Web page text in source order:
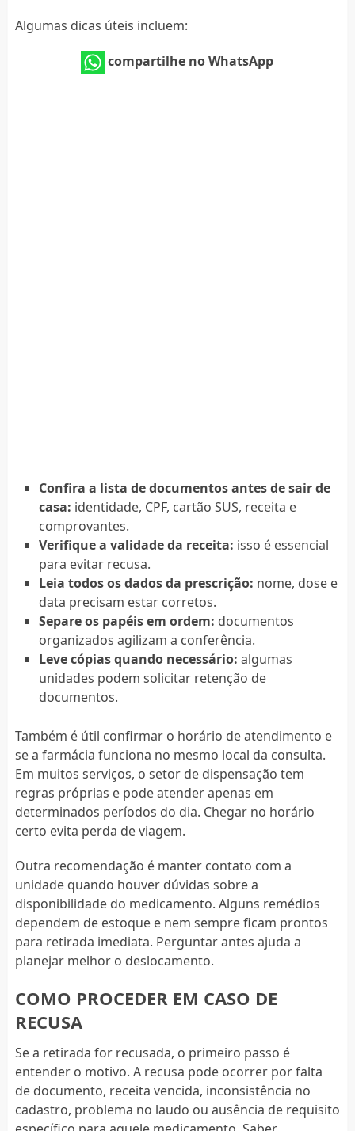
Algumas dicas úteis incluem:
compartilhe no WhatsApp
Confira a lista de documentos antes de sair de
casa: identidade, CPF, cartão SUS, receita e
comprovantes.
Verifique a validade da receita: isso é essencial
para evitar recusa.
Leia todos os dados da prescrição: nome, dose e
data precisam estar corretos.
Separe os papéis em ordem: documentos
organizados agilizam a conferência.
Leve cópias quando necessário: algumas
unidades podem solicitar retenção de
documentos.
Também é útil confirmar o horário de atendimento e
se a farmácia funciona no mesmo local da consulta.
Em muitos serviços, o setor de dispensação tem
regras próprias e pode atender apenas em
determinados períodos do dia. Chegar no horário
certo evita perda de viagem.
Outra recomendação é manter contato com a
unidade quando houver dúvidas sobre a
disponibilidade do medicamento. Alguns remédios
dependem de estoque e nem sempre ficam prontos
para retirada imediata. Perguntar antes ajuda a
planejar melhor o deslocamento.
COMO PROCEDER EM CASO DE
RECUSA
Se a retirada for recusada, o primeiro passo é
entender o motivo. A recusa pode ocorrer por falta
de documento, receita vencida, inconsistência no
cadastro, problema no laudo ou ausência de requisito